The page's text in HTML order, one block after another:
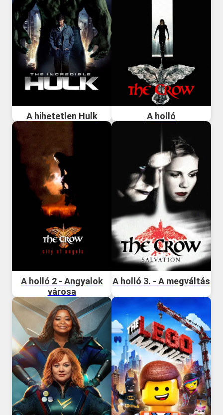
A hihetetlen Hulk A holló
A holló 2 - Angyalok
városa
A holló 3. - A megváltás